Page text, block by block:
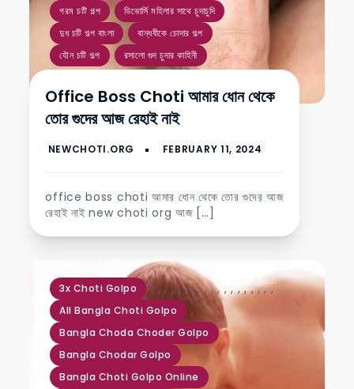
গরম চটি গল্প ডিভোর্সি মহিলার সাথে চুদাচুদি
দুধ চটি গল্প বাংলা বান্ধবীকে চোদার গল্প
যৌন চটি গল্প রসালো গুদ চুদার কাহিনী
Office Boss Choti আমার ধোন থেকে
তোর গুদের আজ রেহাই নাই
office boss choti আমার ধোন থেকে তোর গুদের আজ
রেহাই নাই new choti org আজ […]
3x Choti Golpo ,
All Bangla Choti Golpo
,
Bangla Choda Choder Golpo
,
Bangla Chodar Golpo
,
Bangla Choti Golpo Online
,,,,,,, ,,,,,,,,
,